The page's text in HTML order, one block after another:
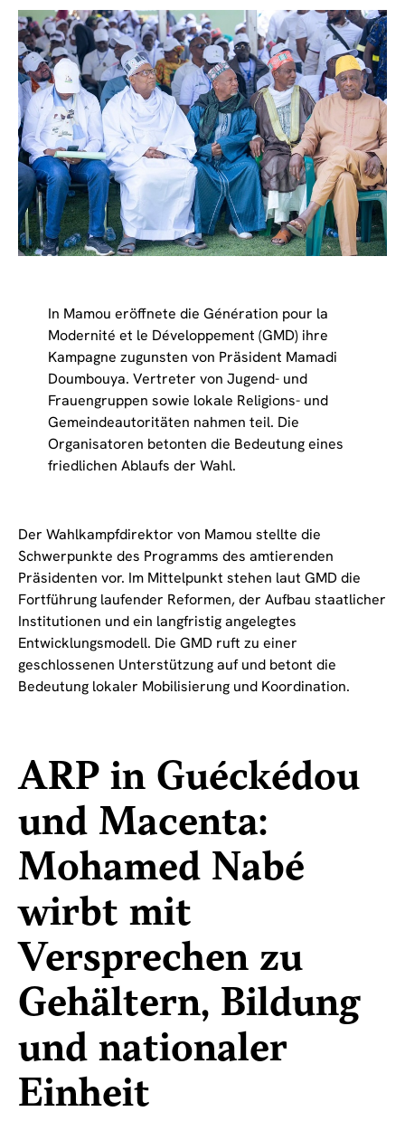
In Mamou eröffnete die Génération pour la
Modernité et le Développement (GMD) ihre
Kampagne zugunsten von Präsident Mamadi
Doumbouya. Vertreter von Jugend- und
Frauengruppen sowie lokale Religions- und
Gemeindeautoritäten nahmen teil. Die
Organisatoren betonten die Bedeutung eines
friedlichen Ablaufs der Wahl.
Der Wahlkampfdirektor von Mamou stellte die
Schwerpunkte des Programms des amtierenden
Präsidenten vor. Im Mittelpunkt stehen laut GMD die
Fortführung laufender Reformen, der Aufbau staatlicher
Institutionen und ein langfristig angelegtes
Entwicklungsmodell. Die GMD ruft zu einer
geschlossenen Unterstützung auf und betont die
Bedeutung lokaler Mobilisierung und Koordination.
ARP in Guéckédou
und Macenta:
Mohamed Nabé
wirbt mit
Versprechen zu
Gehältern, Bildung
und nationaler
Einheit